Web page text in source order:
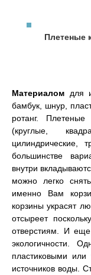
Плетеные
Материалом для
бамбук, шнур,
ротанг.
(круглые,
цилиндрические,
большинстве
внутри
можно легко
именно Вам
корзины украсят
отсыреет
отверстиям. И
экологичности.
пластиковыми или
источников воды.